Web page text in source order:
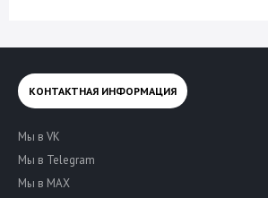
КОНТАКТНАЯ ИНФОРМАЦИЯ
Мы в VK
Мы в Telegram
Мы в MAX